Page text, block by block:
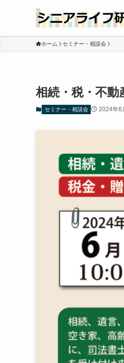
ホーム セミナー・相談会
相続・税・不動
セミナー・相談会 2024年6